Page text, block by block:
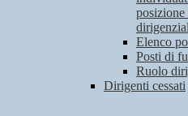
Elenco
Posti di
Ruolo
Dirigenti cessati